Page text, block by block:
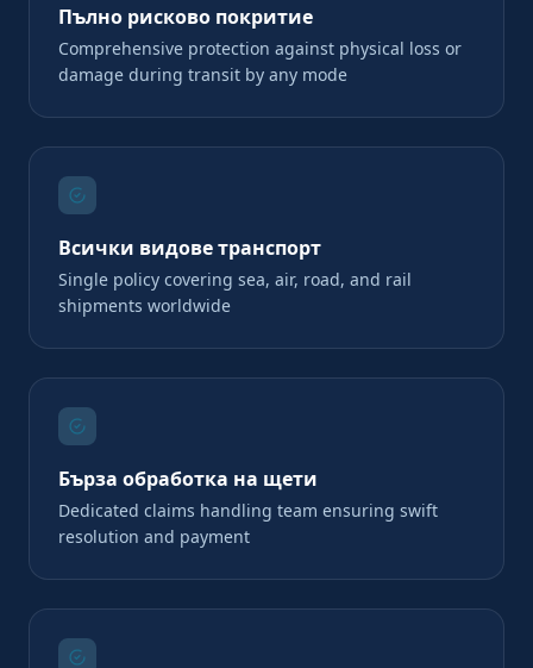
Пълно рисково покритие
Comprehensive protection against physical loss or
damage during transit by any mode
Всички видове транспорт
Single policy covering sea, air, road, and rail
shipments worldwide
Бърза обработка на щети
Dedicated claims handling team ensuring swift
resolution and payment